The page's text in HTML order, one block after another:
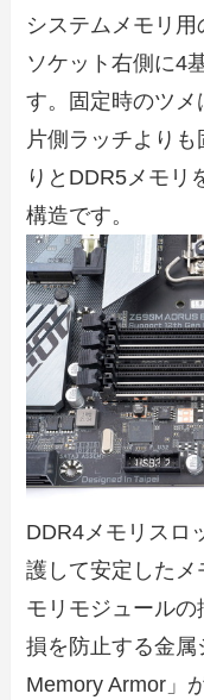
システムメモリ
ソケット右側に4
す。固定時のツメ
片側ラッチより
りとDDR5メモリ
構造です。
DDR4メモリスロ
護して安定したメ
モリモジュール
損を防止する金
Memory Armor」